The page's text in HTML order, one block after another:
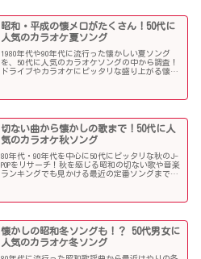
昭和・平成の懐メロがたくさん！50代に
人気のカラオケ夏ソング
1980年代や90年代に流行った懐かしい夏ソング
を、50代に人気のカラオケソングの中から調査！
ドライブやカラオケにピッタリな盛り上がる懐メ
切ない曲から懐かしの歌まで！50代に人
気のカラオケ秋ソング
80年代・90年代を中心に50代にピッタリな秋のJ-
POPをリサーチ！秋を感じる昭和の切ない歌や音楽
ランキングでも見かける最近の定番ソングまで、
懐かしの昭和冬ソングも！？ 50代男女に
人気のカラオケ冬ソング